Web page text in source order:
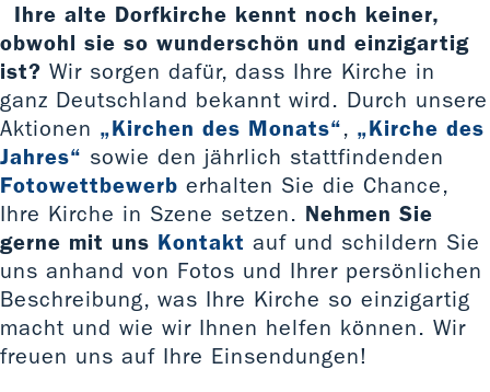
Ihre alte Dorfkirche kennt noch keiner,
obwohl sie so wunderschön und einzigartig
ist? Wir sorgen dafür, dass Ihre Kirche in
ganz Deutschland bekannt wird. Durch unsere
Aktionen „Kirchen des Monats“, „Kirche des
Jahres“ sowie den jährlich stattfindenden
Fotowettbewerb erhalten Sie die Chance,
Ihre Kirche in Szene setzen. Nehmen Sie
gerne mit uns Kontakt auf und schildern Sie
uns anhand von Fotos und Ihrer persönlichen
Beschreibung, was Ihre Kirche so einzigartig
macht und wie wir Ihnen helfen können. Wir
freuen uns auf Ihre Einsendungen!